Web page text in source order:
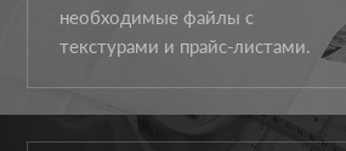
необходимые файлы с
текстурами и прайс-листами.